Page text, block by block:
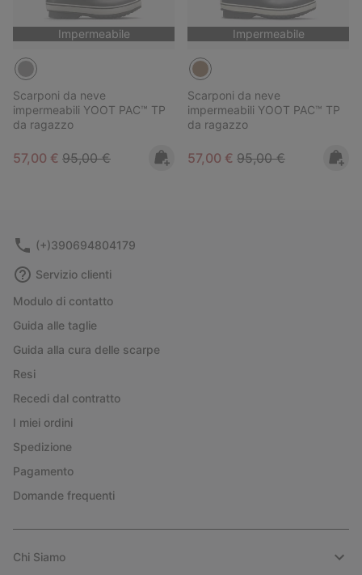
Impermeabile
Scarponi da neve
impermeabili YOOT PAC™ TP
da ragazzo
Sale price:
57,00 € Regular price:
95,00 €
Impermeabile
Scarponi da neve
impermeabili YOOT PAC™ TP
da ragazzo
Sale price:
57,00 € Regular price:
95,00 €
(+)390694804179
Servizio clienti
Modulo di contatto
Guida alle taglie
Guida alla cura delle scarpe
Resi
Recedi dal contratto
I miei ordini
Spedizione
Pagamento
Domande frequenti
Chi Siamo